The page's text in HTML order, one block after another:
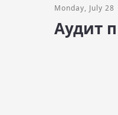
Monday, July 28
Аудит